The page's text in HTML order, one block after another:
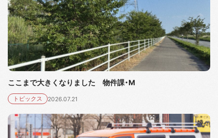
ここまで大きくなりました 物件課・M
トピックス 2026.07.21